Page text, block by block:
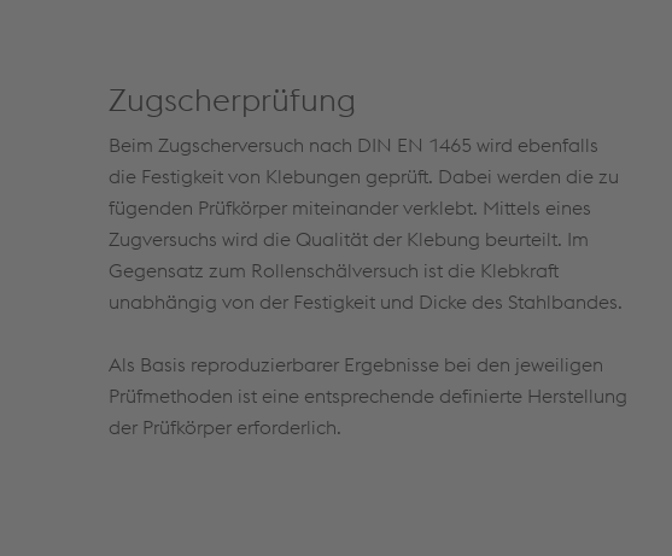
Zugscherprüfung
Beim Zugscherversuch nach DIN EN 1465 wird ebenfalls
die Festigkeit von Klebungen geprüft. Dabei werden die zu
fügenden Prüfkörper miteinander verklebt. Mittels eines
Zugversuchs wird die Qualität der Klebung beurteilt. Im
Gegensatz zum Rollenschälversuch ist die Klebkraft
unabhängig von der Festigkeit und Dicke des Stahlbandes.
Als Basis reproduzierbarer Ergebnisse bei den jeweiligen
Prüfmethoden ist eine entsprechende definierte Herstellung
der Prüfkörper erforderlich.